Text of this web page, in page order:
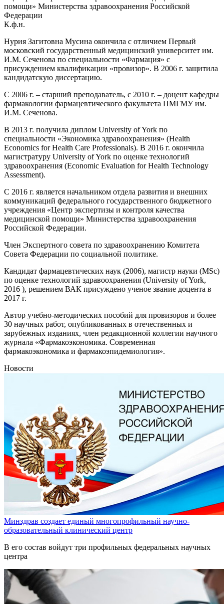
помощи» Министерства здравоохранения Российской
Федерации
К.ф.н.
Нурия Загитовна Мусина окончила с отличием Первый
московский государственный медицинский университет им.
И.М. Сеченова по специальности «Фармация» с
присуждением квалификации «провизор». В 2006 г. защитила
кандидатскую диссертацию.
С 2006 г. – старший преподаватель, с 2010 г. – доцент кафедры
фармакологии фармацевтического факультета ПМГМУ им.
И.М. Сеченова.
В 2013 г. получила диплом University of York по
специальности «Экономика здравоохранения» (Health
Economics for Health Care Professionals). В 2016 г. окончила
магистратуру University of York по оценке технологий
здравоохранения (Economic Evaluation for Health Technology
Assessment).
С 2016 г. является начальником отдела развития и внешних
коммуникаций федерального государственного бюджетного
учреждения «Центр экспертизы и контроля качества
медицинской помощи» Министерства здравоохранения
Российской Федерации.
Член Экспертного совета по здравоохранению Комитета
Совета Федерации по социальной политике.
Кандидат фармацевтических наук (2006), магистр науки (MSc)
по оценке технологий здравоохранения (University of York,
2016 ), решением ВАК присуждено ученое звание доцента в
2017 г.
Автор учебно-методических пособий для провизоров и более
30 научных работ, опубликованных в отечественных и
зарубежных изданиях, член редакционной коллегии научного
журнала «Фармакоэкономика. Современная
фармакоэкономика и фармакоэпидемиология».
Новости
Минздрав создает единый многопрофильный научно-
образовательный клинический центр
В его состав войдут три профильных федеральных научных
центра